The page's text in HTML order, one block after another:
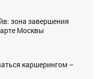
зона завершения
Москвы
каршерингом –